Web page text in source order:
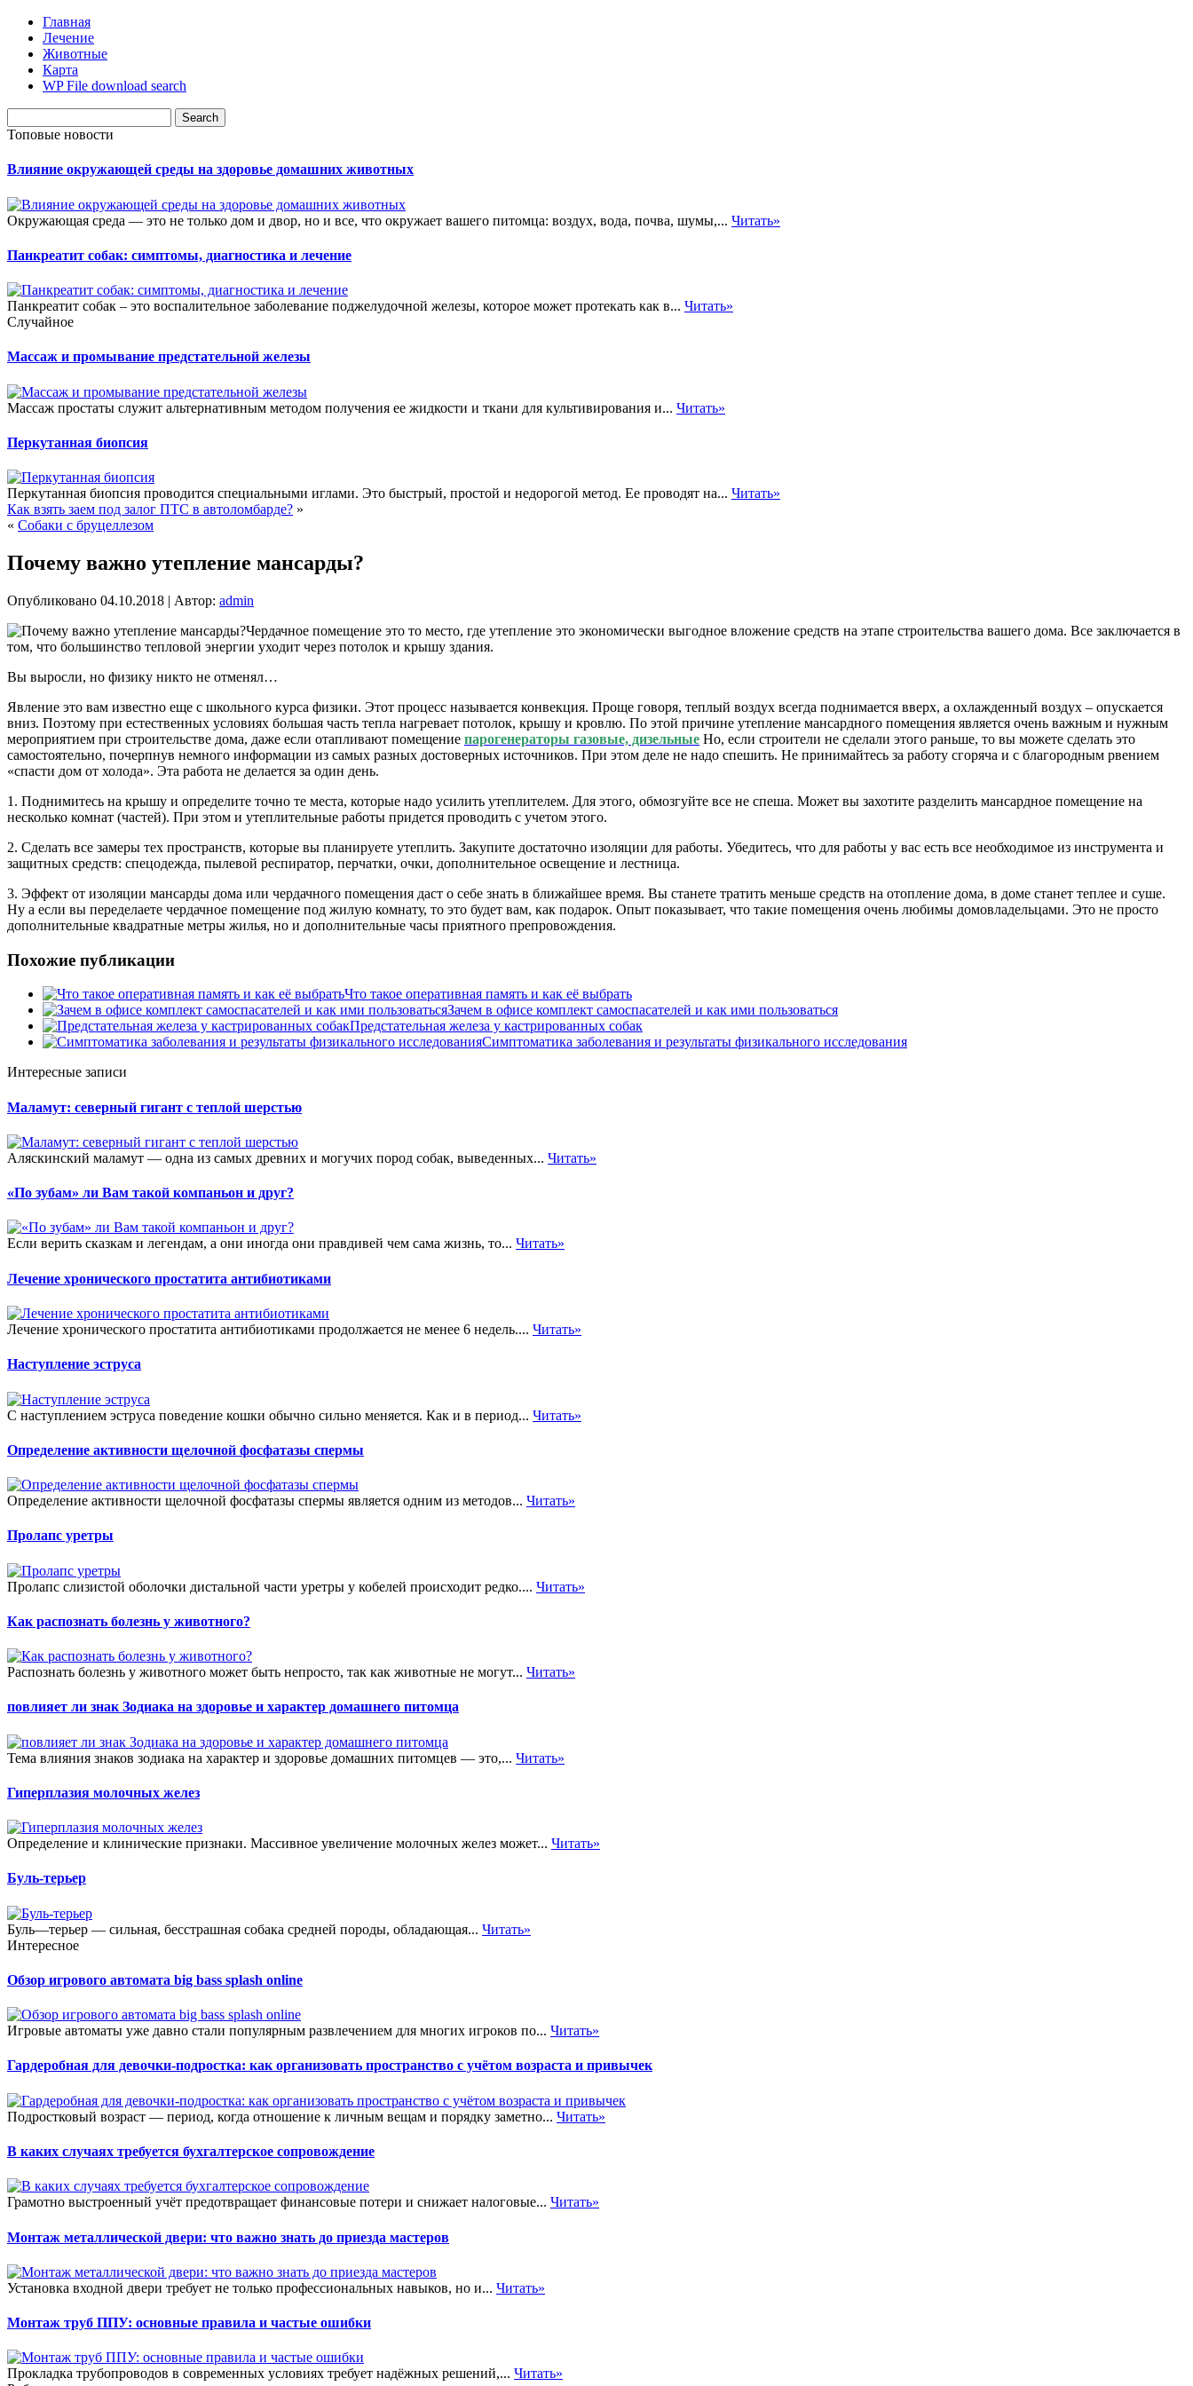
Главная
Лечение
Животные
Карта
WP File download search
Топовые новости
Влияние окружающей среды на здоровье домашних животных
Окружающая среда — это не только дом и двор, но и все, что окружает вашего питомца: воздух, вода, почва, шумы,... Читать»
Панкреатит собак: симптомы, диагностика и лечение
Панкреатит собак – это воспалительное заболевание поджелудочной железы, которое может протекать как в... Читать»
Случайное
Массаж и промывание предстательной железы
Массаж простаты служит альтернативным методом получения ее жидкости и ткани для культивирования и... Читать»
Перкутанная биопсия
Перкутанная биопсия проводится специальными иглами. Это быстрый, простой и недорогой метод. Ее проводят на... Читать»
Как взять заем под залог ПТС в автоломбарде? »
« Собаки с бруцеллезом
Почему важно утепление мансарды?
Опубликовано 04.10.2018 | Автор: admin
Чердачное помещение это то место, где утепление это экономически выгодное вложение средств на этапе строительства вашего дома. Все заключается в
том, что большинство тепловой энергии уходит через потолок и крышу здания.
Вы выросли, но физику никто не отменял…
Явление это вам известно еще с школьного курса физики. Этот процесс называется конвекция. Проще говоря, теплый воздух всегда поднимается вверх, а охлажденный воздух – опускается
вниз. Поэтому при естественных условиях большая часть тепла нагревает потолок, крышу и кровлю. По этой причине утепление мансардного помещения является очень важным и нужным
мероприятием при строительстве дома, даже если отапливают помещение парогенераторы газовые, дизельные Но, если строители не сделали этого раньше, то вы можете сделать это
самостоятельно, почерпнув немного информации из самых разных достоверных источников. При этом деле не надо спешить. Не принимайтесь за работу сгоряча и с благородным рвением
«спасти дом от холода». Эта работа не делается за один день.
1. Поднимитесь на крышу и определите точно те места, которые надо усилить утеплителем. Для этого, обмозгуйте все не спеша. Может вы захотите разделить мансардное помещение на
несколько комнат (частей). При этом и утеплительные работы придется проводить с учетом этого.
2. Сделать все замеры тех пространств, которые вы планируете утеплить. Закупите достаточно изоляции для работы. Убедитесь, что для работы у вас есть все необходимое из инструмента и
защитных средств: спецодежда, пылевой респиратор, перчатки, очки, дополнительное освещение и лестница.
3. Эффект от изоляции мансарды дома или чердачного помещения даст о себе знать в ближайшее время. Вы станете тратить меньше средств на отопление дома, в доме станет теплее и суше.
Ну а если вы переделаете чердачное помещение под жилую комнату, то это будет вам, как подарок. Опыт показывает, что такие помещения очень любимы домовладельцами. Это не просто
дополнительные квадратные метры жилья, но и дополнительные часы приятного препровождения.
Похожие публикации
Что такое оперативная память и как её выбрать
Зачем в офисе комплект самоспасателей и как ими пользоваться
Предстательная железа у кастрированных собак
Симптоматика заболевания и результаты физикального исследования
Интересные записи
Маламут: северный гигант с теплой шерстью
Аляскинский маламут — одна из самых древних и могучих пород собак, выведенных... Читать»
«По зубам» ли Вам такой компаньон и друг?
Если верить сказкам и легендам, а они иногда они правдивей чем сама жизнь, то... Читать»
Лечение хронического простатита антибиотиками
Лечение хронического простатита антибиотиками продолжается не менее 6 недель.... Читать»
Наступление эструса
С наступлением эструса поведение кошки обычно сильно меняется. Как и в период... Читать»
Определение активности щелочной фосфатазы спермы
Определение активности щелочной фосфатазы спермы является одним из методов... Читать»
Пролапс уретры
Пролапс слизистой оболочки дистальной части уретры у кобелей происходит редко.... Читать»
Как распознать болезнь у животного?
Распознать болезнь у животного может быть непросто, так как животные не могут... Читать»
повлияет ли знак Зодиака на здоровье и характер домашнего питомца
Тема влияния знаков зодиака на характер и здоровье домашних питомцев — это,... Читать»
Гиперплазия молочных желез
Определение и клинические признаки. Массивное увеличение молочных желез может... Читать»
Буль-терьер
Буль—терьер — сильная, бесстрашная собака средней породы, обладающая... Читать»
Интересное
Обзор игрового автомата big bass splash online
Игровые автоматы уже давно стали популярным развлечением для многих игроков по... Читать»
Гардеробная для девочки-подростка: как организовать пространство с учётом возраста и привычек
Подростковый возраст — период, когда отношение к личным вещам и порядку заметно... Читать»
В каких случаях требуется бухгалтерское сопровождение
Грамотно выстроенный учёт предотвращает финансовые потери и снижает налоговые... Читать»
Монтаж металлической двери: что важно знать до приезда мастеров
Установка входной двери требует не только профессиональных навыков, но и... Читать»
Монтаж труб ППУ: основные правила и частые ошибки
Прокладка трубопроводов в современных условиях требует надёжных решений,... Читать»